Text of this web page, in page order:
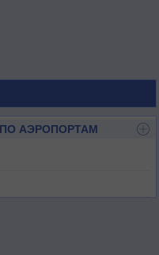
АЭРОПОРТАМ